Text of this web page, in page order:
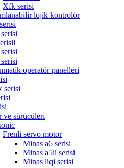
Xfk serisi
lojik kontrolör
operatör panelleri
serisi
ve sürücüleri
Frenli servo motor
Minas a6 serisi
Minas a5ii serisi
Minas liqi serisi